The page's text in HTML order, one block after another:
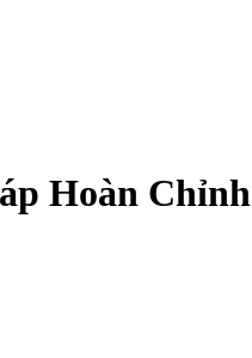
Hoàn Chỉnh